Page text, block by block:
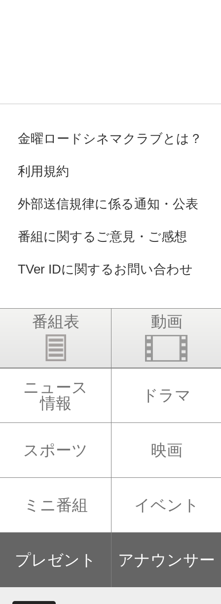
金曜ロードシネマクラブとは？
利用規約
外部送信規律に係る通知・公表
番組に関するご意見・ご感想
TVer IDに関するお問い合わせ
番組表 動画
ニュース
情報
ドラマ
スポーツ 映画
ミニ番組 イベント
プレゼント アナウンサー